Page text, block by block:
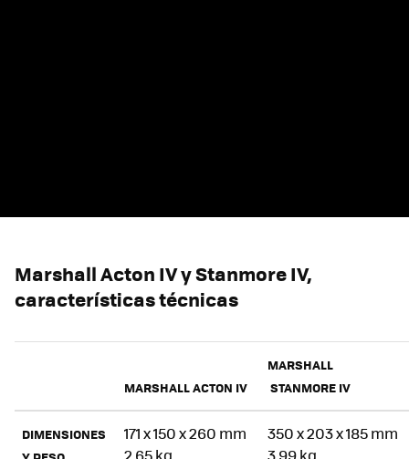
Marshall Acton IV y Stanmore IV,
características técnicas
MARSHALL ACTON IV
MARSHALL
STANMORE IV
DIMENSIONES
171 x 150 x 260 mm
350 x 203 x 185 mm